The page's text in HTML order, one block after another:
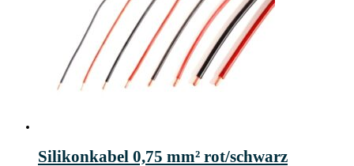
Silikonkabel 0,75 mm² rot/schwarz